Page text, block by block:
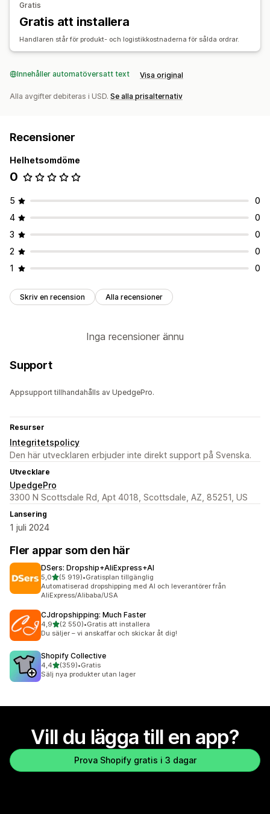
Gratis
Gratis att installera
Handlaren står för produkt- och logistikkostnaderna för sålda ordrar.
Innehåller automatöversatt text Visa original
Alla avgifter debiteras i USD. Se alla prisalternativ
Recensioner
Helhetsomdöme
0
5
0
4
0
3
0
2
0
1
0
Skriv en recension Alla recensioner
Inga recensioner ännu
Support
Appsupport tillhandahålls av UpedgePro.
Resurser
Integritetspolicy
Den här utvecklaren erbjuder inte direkt support på Svenska.
Utvecklare
UpedgePro
3300 N Scottsdale Rd, Apt 4018, Scottsdale, AZ, 85251, US
Lansering
1 juli 2024
Fler appar som den här
DSers: Dropship+AliExpress+AI
5,0av 5 stjärnor
(5 919)
5919 recensioner totalt
•Gratisplan tillgänglig
Automatiserad dropshipping med AI och leverantörer från
AliExpress/Alibaba/USA
CJdropshipping: Much Faster
4,9av 5 stjärnor
(2 550)
2550 recensioner totalt
•Gratis att installera
Du säljer – vi anskaffar och skickar åt dig!
Shopify Collective
4,4av 5 stjärnor
(359)
359 recensioner totalt
•Gratis
Sälj nya produkter utan lager
Vill du lägga till en app?
Prova Shopify gratis i 3 dagar